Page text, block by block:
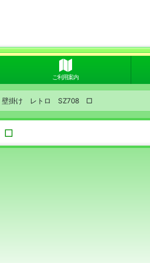
ご利用案内
計 壁掛け レトロ SZ708 □
□